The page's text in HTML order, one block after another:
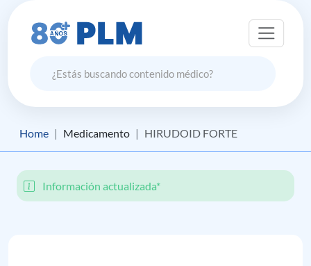
Home Medicamento HIRUDOID FORTE
Información actualizada*